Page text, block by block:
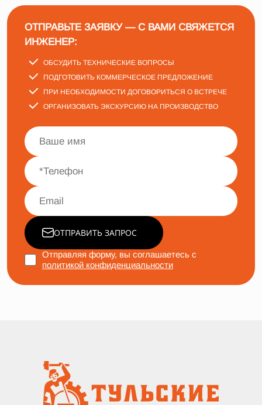
ОТПРАВЬТЕ ЗАЯВКУ — С ВАМИ СВЯЖЕТСЯ
ИНЖЕНЕР:
ОБСУДИТЬ ТЕХНИЧЕСКИЕ ВОПРОСЫ
ПОДГОТОВИТЬ КОММЕРЧЕСКОЕ ПРЕДЛОЖЕНИЕ
ПРИ НЕОБХОДИМОСТИ ДОГОВОРИТЬСЯ О ВСТРЕЧЕ
ОРГАНИЗОВАТЬ ЭКСКУРСИЮ НА ПРОИЗВОДСТВО
ОТПРАВИТЬ ЗАПРОС
Отправляя форму, вы соглашаетесь с
политикой конфиденциальности